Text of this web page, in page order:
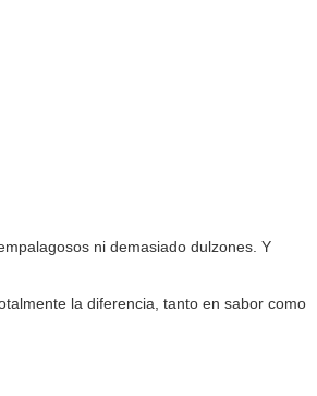
ni demasiado dulzones. Y
la diferencia, tanto en sabor como